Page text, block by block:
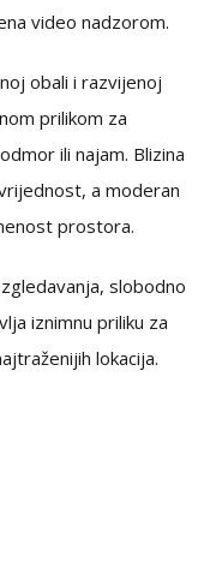
video nadzorom.
obali i razvijenoj
prilikom za
ili najam. Blizina
a moderan
prostora.
slobodno
iznimnu priliku za
lokacija.